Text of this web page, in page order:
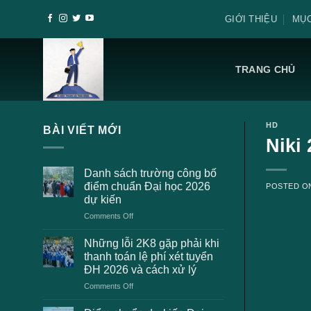
GIỚI THIỆU
TRANG CHỦ
BÀI VIẾT MỚI
Danh sách trường công bố
điểm chuẩn Đại học 2026
dự kiến
Comments Offon
sách
trường
công
bố
điểm
Đại
Những lỗi 2K8 gặp phải khi
thanh toán lệ phí xét tuyển
ĐH 2026 và cách xử lý
Comments Offon
lỗi
HD
Niki
POSTED